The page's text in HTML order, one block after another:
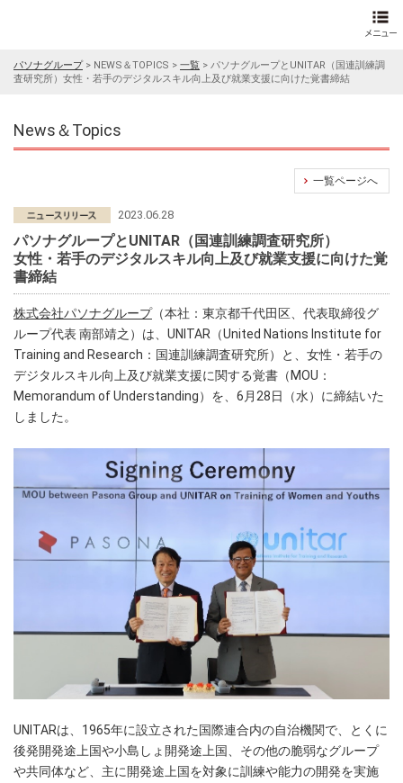
パソナグループ> NEWS＆TOPICS > 一覧 > パソナグループとUNITAR（国連訓練調
査研究所）女性・若手のデジタルスキル向上及び就業支援に向けた覚書締結
News＆Topics
一覧ページへ
2023.06.28
パソナグループとUNITAR（国連訓練調査研究所）
女性・若手のデジタルスキル向上及び就業支援に向けた覚
書締結
株式会社パソナグループ（本社：東京都千代田区、代表取締役グ
ループ代表 南部靖之）は、UNITAR（United Nations Institute for
Training and Research：国連訓練調査研究所）と、女性・若手の
デジタルスキル向上及び就業支援に関する覚書（MOU：
Memorandum of Understanding）を、6月28日（水）に締結いた
しました。
UNITARは、1965年に設立された国際連合内の自治機関で、とくに
後発開発途上国や小島しょ開発途上国、その他の脆弱なグループ
や共同体など、主に開発途上国を対象に訓練や能力の開発を実施